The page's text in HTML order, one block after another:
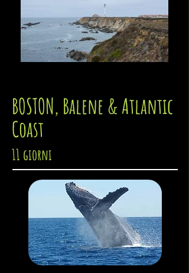
BOSTON, Balene & Atlantic
Coast
11 giorni